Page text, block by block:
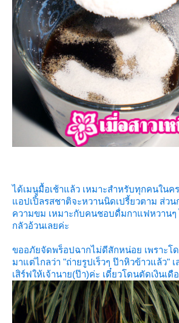
ได้เมนูมื้อเช้าแล้ว เหมาะสำหรับทุกคนใน
อปเปิ้ลรสชาติจะหวานนิดเปรี้ยวตาม ส่ว
ความขม เหมาะกับคนชอบดื่มกาแฟหวานๆ
กลัวอ้วนเลยค่ะ
ขออภัยจัดพร็อปฉากไม่ดีสักหน่อย เพราะโ
มาแต่ไกลว่า "ถ่ายรูปเร็วๆ ป๊าหิวข้าวแล้ว"
เสิร์ฟให้เจ้านาย(ป๊า)ค่ะ เดี๋ยวโดนตัดเงินเดื